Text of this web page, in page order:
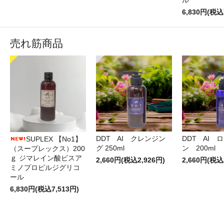
6,830円(税
売れ筋商品
SUPLEX 【No1】
（スープレックス）200
ｇ ジマレイン酸ビスア
ミノプロピルジグリコ
ール
6,830円(税込7,513円)
DDT AI クレンジン
グ 250ml
2,660円(税込2,926円)
DDT AI ロ
ン 200ml
2,660円(税